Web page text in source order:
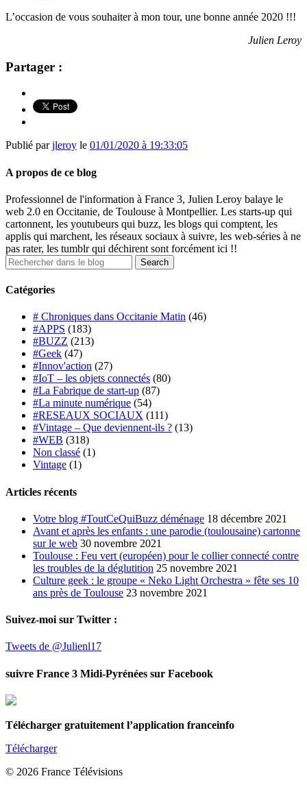
L’occasion de vous souhaiter à mon tour, une bonne année 2020 !!!
Julien Leroy
Partager :
Publié parjleroy le 01/01/2020 à 19:33:05
A propos de ce blog
Professionnel de l'information à France 3, Julien Leroy balaye le
web 2.0 en Occitanie, de Toulouse à Montpellier. Les starts-up qui
cartonnent, les youtubeurs qui buzz, les blogs qui comptent, les
applis qui marchent, les réseaux sociaux à suivre, les web-séries à ne
pas rater, les tumblr qui déchirent sont forcément ici !!
Catégories
# Chroniques dans Occitanie Matin (46)
#APPS (183)
#BUZZ (213)
#Geek (47)
#Innov'action (27)
#IoT – les objets connectés (80)
#La Fabrique de start-up (87)
#La minute numérique (54)
#RESEAUX SOCIAUX (111)
#Vintage – Que deviennent-ils ? (13)
#WEB (318)
Non classé (1)
Vintage (1)
Articles récents
Votre blog #ToutCeQuiBuzz déménage 18 décembre 2021
Avant et après les enfants : une parodie (toulousaine) cartonne
sur le web 30 novembre 2021
Toulouse : Feu vert (européen) pour le collier connecté contre
les troubles de la déglutition 25 novembre 2021
Culture geek : le groupe « Neko Light Orchestra » fête ses 10
ans près de Toulouse 23 novembre 2021
Suivez-moi sur Twitter :
Tweets de @Julienl17
suivre France 3 Midi-Pyrénées sur Facebook
Télécharger gratuitement l’application franceinfo
Télécharger
© 2026 France Télévisions